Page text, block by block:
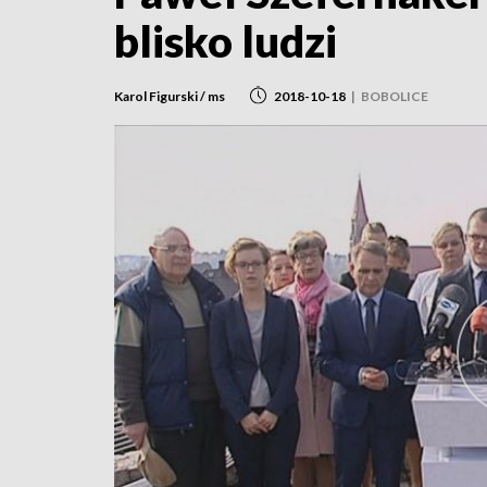
blisko ludzi
Karol Figurski / ms 2018-10-18 | BOBOLICE